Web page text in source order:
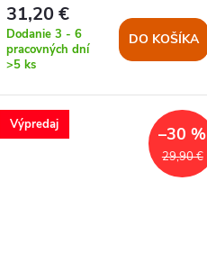
31,20 €
Dodanie 3 - 6
pracovných dní
>5 ks
DO KOŠÍKA
Výpredaj
29,90 €
–30 %